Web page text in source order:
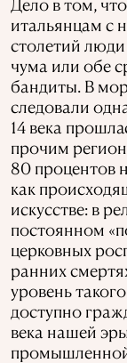
итальянцам с
столетий
чума или обе
бандиты. В
следовали
14 века
прочим
80 процентов
как
искусстве: в
постоянном
церковных
ранних
уровень
доступно
века нашей